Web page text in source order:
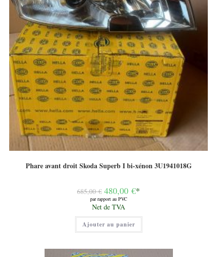
Phare avant droit Skoda Superb I bi-xénon 3U1941018G
685,00€ Le
prix
initial
était :
685,00 €.
480,00 €*
par rapport au PVC
Le
prix
actuel
est :
480,00 €.
Net de TVA
Ajouter au panier